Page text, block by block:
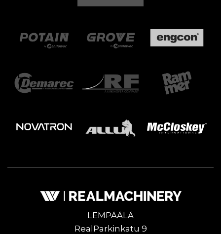
LEMPÄÄLÄ
RealParkinkatu 9